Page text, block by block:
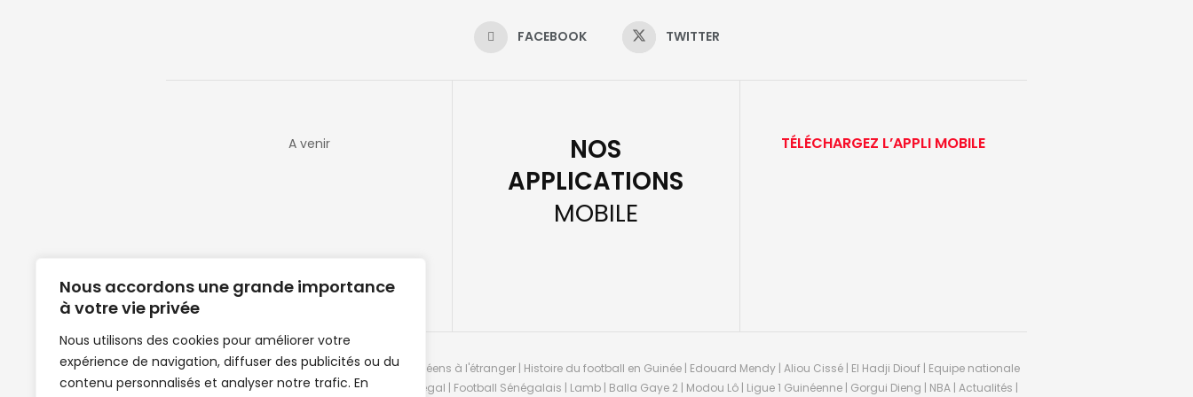
Nous accordons une grande importance
à votre vie privée
Nous utilisons des cookies pour améliorer votre
expérience de navigation, diffuser des publicités ou du
contenu personnalisés et analyser notre trafic. En
FACEBOOK TWITTER
A venir
NOS
APPLICATIONS
MOBILE
TÉLÉCHARGEZ L’APPLI MOBILE
Clubs de football en Guinée | Footballeurs guinéens à l'étranger | Histoire du football en Guinée | Edouard Mendy | Aliou Cissé | El Hadji Diouf | Equipe nationale
de Guinée de football | Mercato | Lions du Sénégal | Football Sénégalais | Lamb | Balla Gaye 2 | Modou Lô | Ligue 1 Guinéenne | Gorgui Dieng | NBA | Actualités |